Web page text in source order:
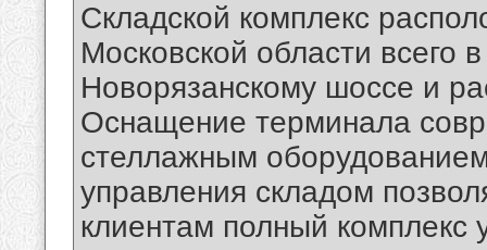
Складской комплекс
Московской области всего
Новорязанскому шоссе и
Оснащение терминала
стеллажным
управления складом
клиентам полный комплекс